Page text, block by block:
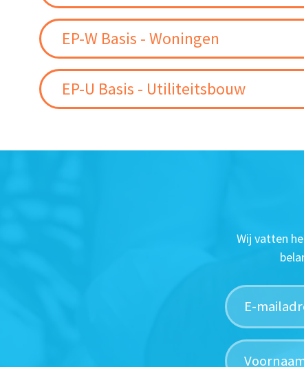
EP-W Basis - Woningen
EP-U Basis - Utiliteitsbouw
Wij vatten